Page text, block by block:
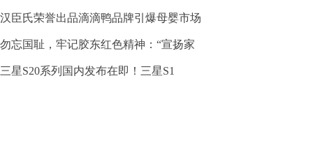
汉臣氏荣誉出品滴滴鸭品牌引爆母婴市场
勿忘国耻，牢记胶东红色精神：“宣扬家
三星S20系列国内发布在即！三星S1